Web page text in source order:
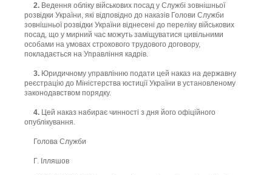
2. Ведення обліку військових посад у Службі зовнішньої
розвідки України, які відповідно до наказів Голови Служби
зовнішньої розвідки України віднесені до переліку військових
посад, що у мирний час можуть заміщуватися цивільними
особами на умовах строкового трудового договору,
покладається на Управління кадрів.
3. Юридичному управлінню подати цей наказ на державну
реєстрацію до Міністерства юстиції України в установленому
законодавством порядку.
4. Цей наказ набирає чинності з дня його офіційного
опублікування.
Голова Служби
Г. Ілляшов